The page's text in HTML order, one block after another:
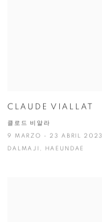
CLAUDE VIALLAT
클로드 비알라
9 MARZO - 23 ABRIL 2023
DALMAJI, HAEUNDAE